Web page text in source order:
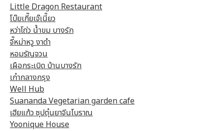
Little Dragon Restaurant
โบ๊ยเกี๊ยเจ๊เนี๊ยว
หว่าโถ่ว น้ำขม บางรัก
จี๊หม่าหวู งาดำ
หอมรัญจวน
เผือกระเบิด บ้านบางรัก
เก๋ากลางกรุง
Well Hub
Suananda Vegetarian garden cafe
เฮียแก้ว ซุปตุ๋นยาจีนโบราณ
Yoonique House